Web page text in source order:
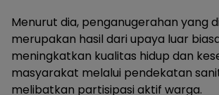
Menurut dia, penganugerahan yang
merupakan hasil dari upaya luar
meningkatkan kualitas hidup dan
masyarakat melalui pendekatan
melibatkan partisipasi aktif warga.